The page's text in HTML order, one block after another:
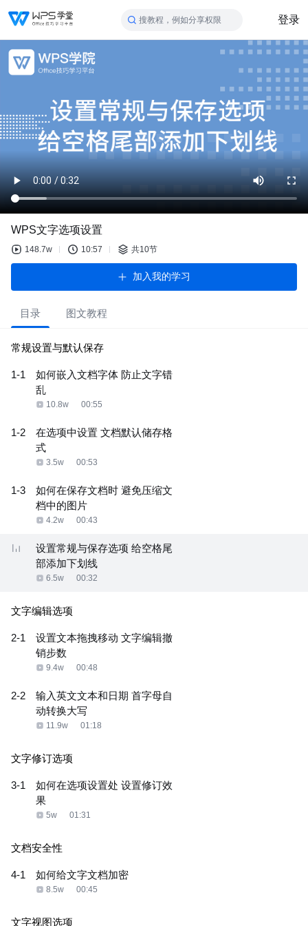
搜教程，例如分享权限 登录
WPS文字选项设置
148.7w 10:57 共10节
加入我的学习
目录 图文教程
常规设置与默认保存
1-1
如何嵌入文档字体 防止文字错
乱
10.8w 00:55
1-2
在选项中设置 文档默认储存格
式
3.5w 00:53
1-3
如何在保存文档时 避免压缩文
档中的图片
4.2w 00:43
设置常规与保存选项 给空格尾
部添加下划线
6.5w 00:32
文字编辑选项
2-1
设置文本拖拽移动 文字编辑撤
销步数
9.4w 00:48
2-2
输入英文文本和日期 首字母自
动转换大写
11.9w 01:18
文字修订选项
3-1
如何在选项设置处 设置修订效
果
5w 01:31
文档安全性
4-1 如何给文字文档加密
8.5w 00:45
文字视图选项